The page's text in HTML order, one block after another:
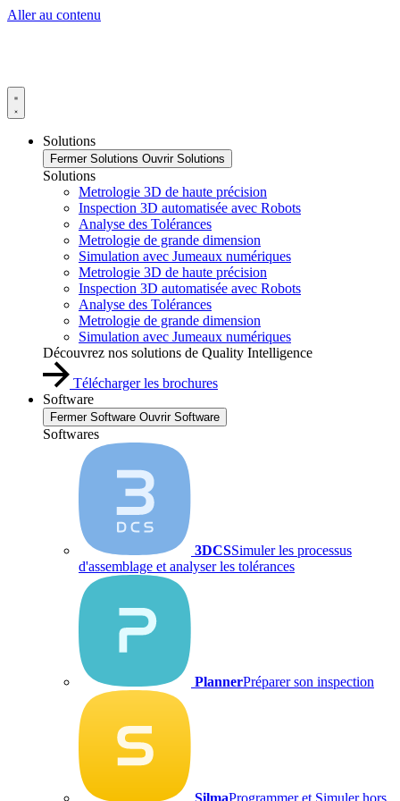
Aller au contenu
Solutions
Fermer Solutions Ouvrir Solutions
Solutions
Metrologie 3D de haute précision
Inspection 3D automatisée avec Robots
Analyse des Tolérances
Metrologie de grande dimension
Simulation avec Jumeaux numériques
Metrologie 3D de haute précision
Inspection 3D automatisée avec Robots
Analyse des Tolérances
Metrologie de grande dimension
Simulation avec Jumeaux numériques
Découvrez nos solutions de Quality Intelligence
Télécharger les brochures
Software
Fermer Software Ouvrir Software
Softwares
3DCSSimuler les processus
d'assemblage et analyser les tolérances
PlannerPréparer son inspection
SilmaProgrammer et Simuler hors